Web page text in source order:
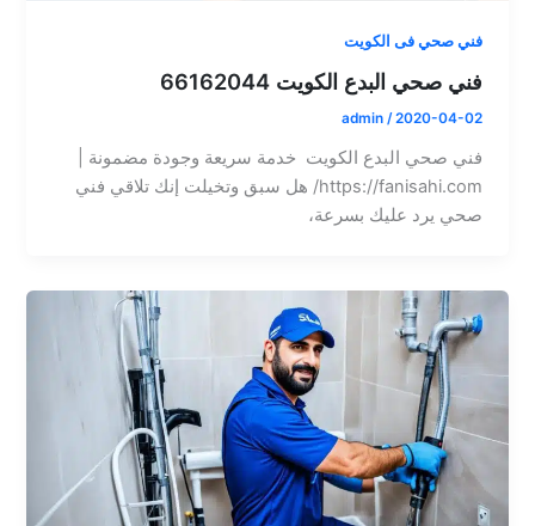
فني صحي فى الكويت
فني صحي البدع الكويت 66162044
admin /2020-04-02
فني صحي البدع الكويت خدمة سريعة وجودة مضمونة |
https://fanisahi.com/ هل سبق وتخيلت إنك تلاقي فني
صحي يرد عليك بسرعة،